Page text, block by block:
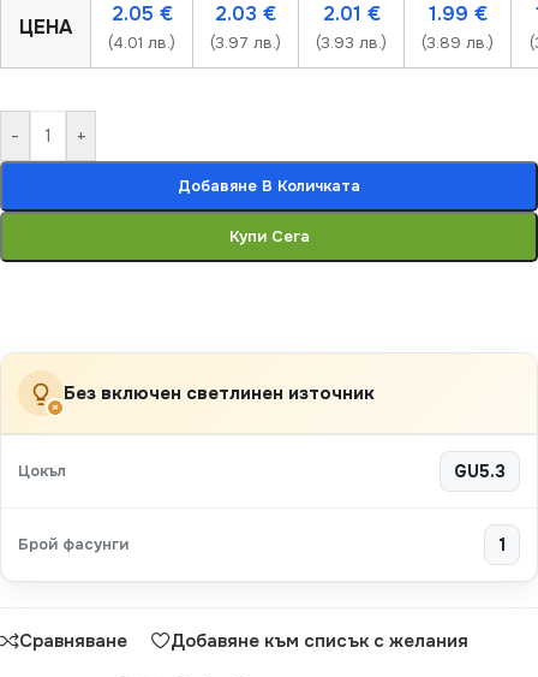
ЦЕНА
2.05 €
(4.01 лв.)
2.03 €
(3.97 лв.)
2.01 €
(3.93 лв.)
1.99 €
(3.89 лв.)
- +
Добавяне В Количката
Купи Сега
×
Без включен светлинен източник
Цокъл GU5.3
Брой фасунги 1
Сравняване Добавяне към списък с желания